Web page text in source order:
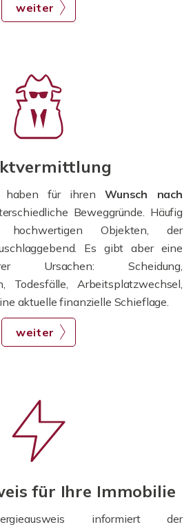
weiter
haben für ihrenWunsch nach
Beweggründe. Häufig
Objekten, der
Es gibt aber eine
Ursachen: Scheidung,
Todesfälle, Arbeitsplatzwechsel,
aktuelle finanzielle Schieflage.
weiter
für Ihre Immobilie
informiert der